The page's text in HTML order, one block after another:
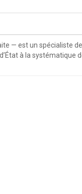
— est un spécialiste
à la systématique